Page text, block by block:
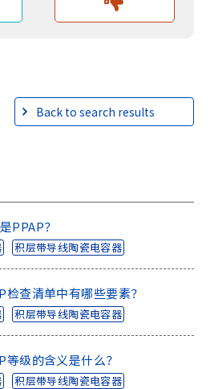
Back to search results
PPAP？
积层带导线陶瓷电容器
检查清单中有哪些要素？
积层带导线陶瓷电容器
等级的含义是什么？
积层带导线陶瓷电容器